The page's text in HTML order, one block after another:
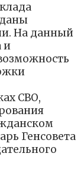
На данный
и
СВО,
Генсовета